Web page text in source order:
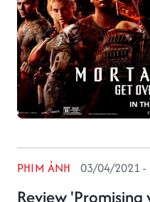
Review
PHIM ẢNH 03/04/2021 -